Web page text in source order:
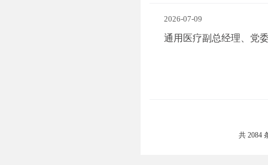
2026-07-09
通用医疗副总经理、党
共 2084